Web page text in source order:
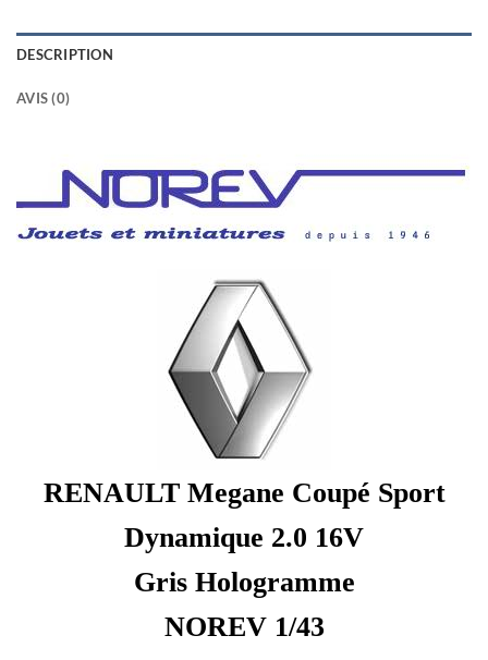
DESCRIPTION
AVIS (0)
RENAULT Megane Coupé Sport
Dynamique 2.0 16V
Gris Hologramme
NOREV 1/43